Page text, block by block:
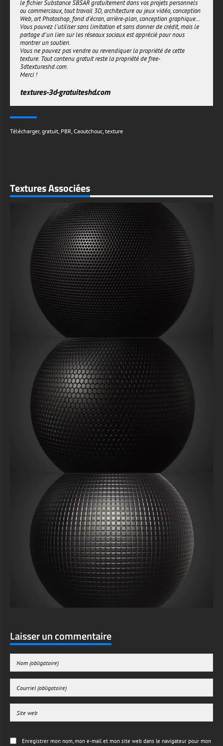
textures material textures to your projects, this SBSAR file is definitely
worth trying.
Téléchargez le logiciel gratuit Substance Player et commencez à jouer
avec le fichier SBSAR pour créer des textures réalistes en haute
résolution 4K et générer de nouvelles cartes avec le motif de panier.
textures-3d-gratuiteshd.com
le fichier Substance SBSAR gratuitement dans vos projets personnels
ou commerciaux, tout travail 3D, architecture ou jeux vidéo, conception
Web, art Photoshop, fond d'écran, arrière-plan, conception graphique...
Vous pouvez l'utiliser sans limitation et sans donner de crédit, mais le
partage d'un lien sur les réseaux sociaux est apprécié pour nous
montrer un soutien.
Vous ne pouvez pas vendre ou revendiquer la propriété de cette
texture. Tout contenu gratuit reste la propriété de free-
3dtextureshd.com.
Merci !
textures-3d-gratuiteshd.com
Télécharger, gratuit PBR Caoutchouc texture
Textures Associées
Laisser un commentaire
Enregistrer mon nom, mon e-mail et mon site web dans le navigateur pour mon